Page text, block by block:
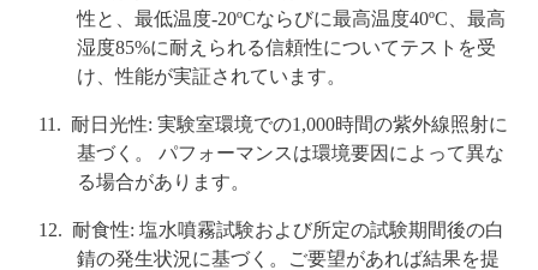
性と、最低温度-20ºCならびに最高温度40ºC、最高
湿度85%に耐えられる信頼性についてテストを受
け、性能が実証されています。
耐日光性: 実験室環境での1,000時間の紫外線照射に
基づく。 パフォーマンスは環境要因によって異な
る場合があります。
耐食性: 塩水噴霧試験および所定の試験期間後の白
錆の発生状況に基づく。ご要望があれば結果を提